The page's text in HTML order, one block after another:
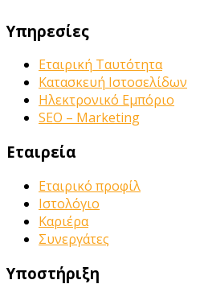
Υπηρεσίες
Εταιρική Ταυτότητα
Κατασκευή Ιστοσελίδων
Ηλεκτρονικό Εμπόριο
SEO – Marketing
Εταιρεία
Εταιρικό προφίλ
Ιστολόγιο
Καριέρα
Συνεργάτες
Υποστήριξη